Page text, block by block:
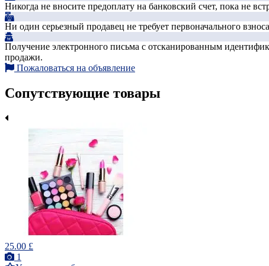
Никогда не вносите предоплату на банковский счет, пока не
Ни один серьезный продавец не требует первоначального
Получение электронного письма с отсканированным
продажи.
Пожаловаться на объявление
Сопутствующие товары
25.00 £
1